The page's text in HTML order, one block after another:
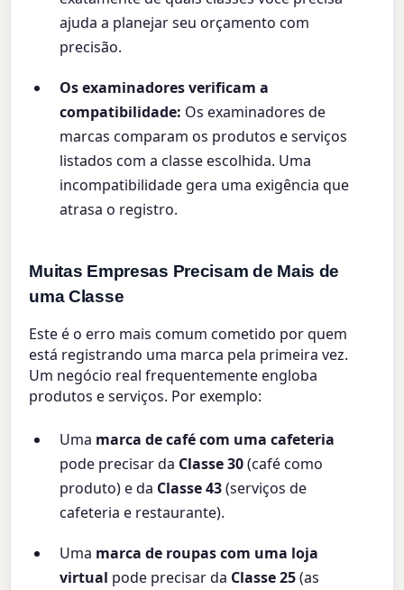
ajuda a planejar seu orçamento com
precisão.
Os examinadores verificam a
compatibilidade: Os examinadores de
marcas comparam os produtos e serviços
listados com a classe escolhida. Uma
incompatibilidade gera uma exigência que
atrasa o registro.
Muitas Empresas Precisam de Mais de
uma Classe
Este é o erro mais comum cometido por quem
está registrando uma marca pela primeira vez.
Um negócio real frequentemente engloba
produtos e serviços. Por exemplo:
Uma marca de café com uma cafeteria
pode precisar da Classe 30(café como
produto) e da Classe 43(serviços de
cafeteria e restaurante).
Uma marca de roupas com uma loja
virtual pode precisar da Classe 25(as